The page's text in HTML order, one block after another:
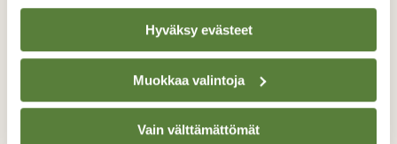
Hyväksy evästeet
Muokkaa valintoja
Vain välttämättömät
TAKAISIN LISTAAN